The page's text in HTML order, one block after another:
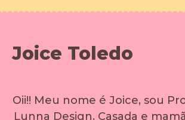
Joice Toledo
Oii!! Meu nome é Joice, sou
Lunna Design. Casada e